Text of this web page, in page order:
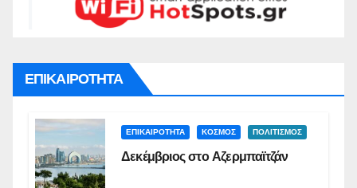
ΕΠΙΚΑΙΡΟΤΗΤΑ
ΕΠΙΚΑΙΡΟΤΗΤΑ ΚΟΣΜΟΣ ΠΟΛΙΤΙΣΜΟΣ
Δεκέμβριος στο Αζερμπαϊτζάν